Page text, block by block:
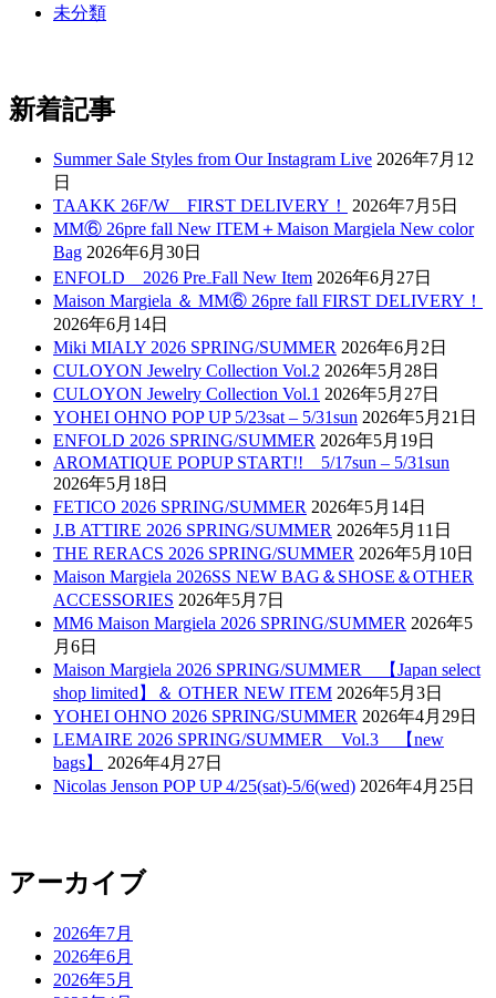
未分類
新着記事
Summer Sale Styles from Our Instagram Live 2026年7月12
日
TAAKK 26F/W FIRST DELIVERY！
2026年7月5日
MM⑥ 26pre fall New ITEM＋Maison Margiela New color
Bag 2026年6月30日
ENFOLD 2026 Pre₋Fall New Item 2026年6月27日
Maison Margiela ＆ MM⑥ 26pre fall FIRST DELIVERY！
2026年6月14日
Miki MIALY 2026 SPRING/SUMMER 2026年6月2日
CULOYON Jewelry Collection Vol.2 2026年5月28日
CULOYON Jewelry Collection Vol.1 2026年5月27日
YOHEI OHNO POP UP 5/23sat – 5/31sun 2026年5月21日
ENFOLD 2026 SPRING/SUMMER 2026年5月19日
AROMATIQUE POPUP START!! 5/17sun – 5/31sun
2026年5月18日
FETICO 2026 SPRING/SUMMER 2026年5月14日
J.B ATTIRE 2026 SPRING/SUMMER 2026年5月11日
THE RERACS 2026 SPRING/SUMMER 2026年5月10日
Maison Margiela 2026SS NEW BAG＆SHOSE＆OTHER
ACCESSORIES 2026年5月7日
MM6 Maison Margiela 2026 SPRING/SUMMER 2026年5
月6日
Maison Margiela 2026 SPRING/SUMMER 【Japan select
shop limited】＆ OTHER NEW ITEM 2026年5月3日
YOHEI OHNO 2026 SPRING/SUMMER 2026年4月29日
LEMAIRE 2026 SPRING/SUMMER Vol.3 【new
bags】
2026年4月27日
Nicolas Jenson POP UP 4/25(sat)-5/6(wed) 2026年4月25日
アーカイブ
2026年7月
2026年6月
2026年5月